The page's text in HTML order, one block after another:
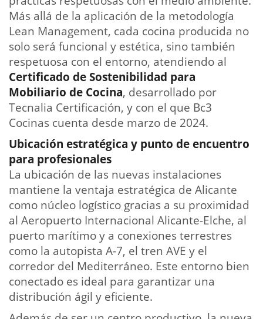
Más allá de la aplicación de la metodología
Lean Management, cada cocina producida no
solo será funcional y estética, sino también
respetuosa con el entorno, atendiendo al
Certificado de Sostenibilidad para
Mobiliario de Cocina, desarrollado por
Tecnalia Certificación, y con el que Bc3
Cocinas cuenta desde marzo de 2024.
Ubicación estratégica y punto de encuentro
para profesionales
La ubicación de las nuevas instalaciones
mantiene la ventaja estratégica de Alicante
como núcleo logístico gracias a su proximidad
al Aeropuerto Internacional Alicante-Elche, al
puerto marítimo y a conexiones terrestres
como la autopista A-7, el tren AVE y el
corredor del Mediterráneo. Este entorno bien
conectado es ideal para garantizar una
distribución ágil y eficiente.